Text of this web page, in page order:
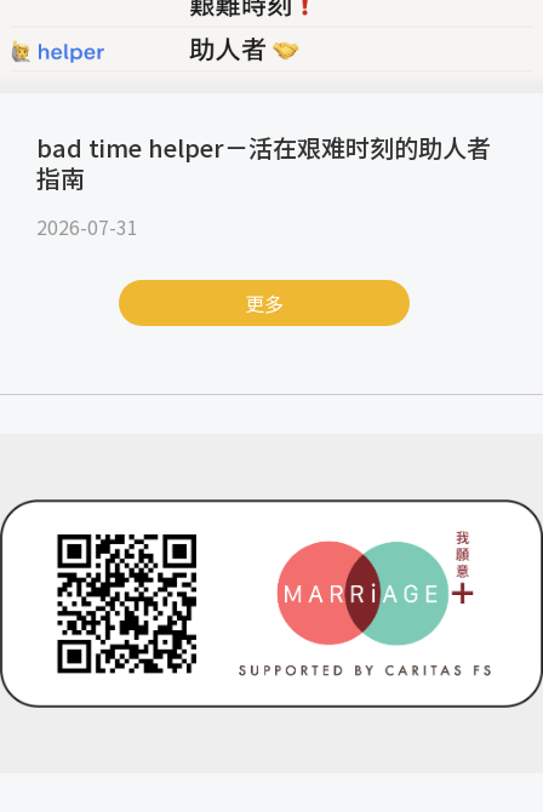
bad time helper－活在艰难时刻的助人者
指南
2026-07-31
更多